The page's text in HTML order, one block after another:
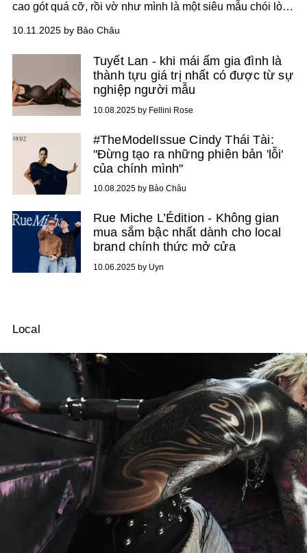
cao gót quá cỡ, rồi vờ như mình là một siêu mẫu chói lòa
10.11.2025 by Bảo Châu
Tuyết Lan - khi mái ấm gia đình là
thành tựu giá trị nhất có được từ sự
nghiệp người mẫu
10.08.2025 by Fellini Rose
#TheModelIssue Cindy Thái Tài:
"Đừng tạo ra những phiên bản 'lỗi'
của chính mình"
10.08.2025 by Bảo Châu
Rue Miche L’Édition - Không gian
mua sắm bậc nhất dành cho local
brand chính thức mở cửa
10.06.2025 by Uyn
Local